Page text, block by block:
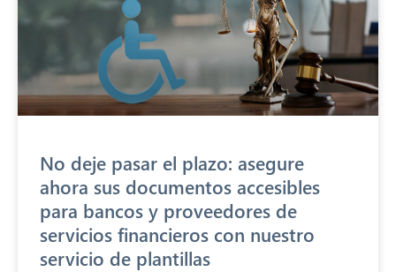
No deje pasar el plazo: asegure
ahora sus documentos accesibles
para bancos y proveedores de
servicios financieros con nuestro
servicio de plantillas